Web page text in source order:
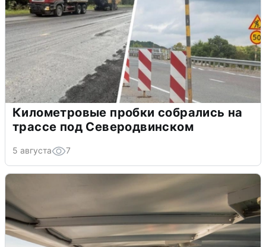
Километровые пробки собрались на
трассе под Северодвинском
5 августа 7